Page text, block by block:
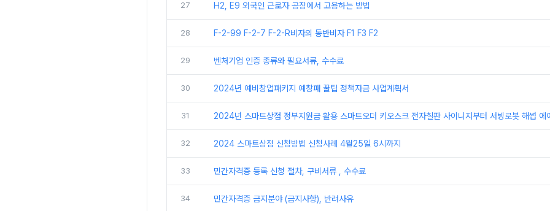
27 H2, E9 외국인 근로자 공장에서 고용하는 방법
28 F-2-99 F-2-7 F-2-R비자의 동반비자 F1 F3 F2
29 벤처기업 인증 종류와 필요서류, 수수료
30 2024년 예비창업패키지 예창패 꿀팁 정책자금 사업계획서
31 2024년 스마트상점 정부지원금 활용 스마트오더 키오스크 전자칠판 사이니지부터 서빙로봇 해썹
32 2024 스마트상점 신청방법 신청사례 4월25일 6시까지
33 민간자격증 등록 신청 절차, 구비서류 , 수수료
34 민간자격증 금지분야 (금지사항), 반려사유